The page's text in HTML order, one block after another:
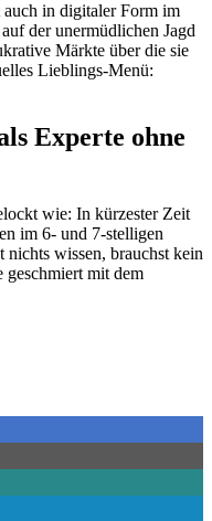
auch in digitaler Form im
der unermüdlichen Jagd
Märkte über die sie
Lieblings-Menü:
Experte ohne
wie: In kürzester Zeit
im 6- und 7-stelligen
nichts wissen, brauchst kein
mit dem